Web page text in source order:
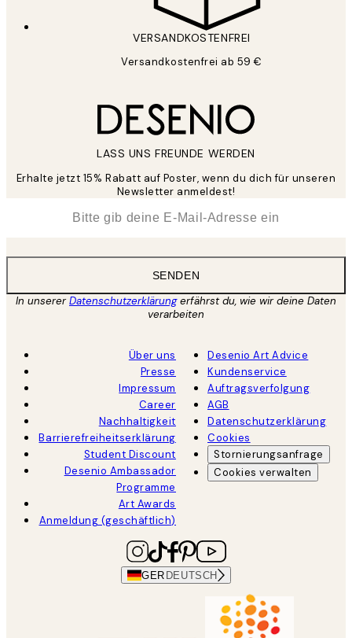
VERSANDKOSTENFREI
Versandkostenfrei ab 59 €
LASS UNS FREUNDE WERDEN
Erhalte jetzt 15% Rabatt auf Poster, wenn du dich für unseren
Newsletter anmeldest!
SENDEN
In unsererDatenschutzerklärungerfährst du, wie wir deine Daten
verarbeiten
Über uns
Presse
Impressum
Career
Nachhaltigkeit
Barrierefreiheitserklärung
Student Discount
Desenio Ambassador
Programme
Art Awards
Anmeldung (geschäftlich)
Desenio Art Advice
Kundenservice
Auftragsverfolgung
AGB
Datenschutzerklärung
Cookies
Stornierungsanfrage
Cookies verwalten
GER DEUTSCH